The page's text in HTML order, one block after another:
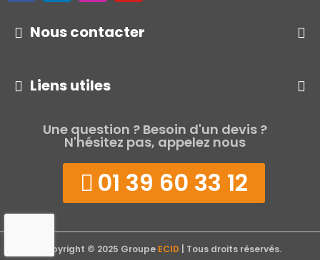
Nous contacter
Liens utiles
Une question ? Besoin d'un devis ?
N'hésitez pas, appelez nous
01 39 60 33 12
Copyright © 2025 Groupe ECID | Tous droits réservés.